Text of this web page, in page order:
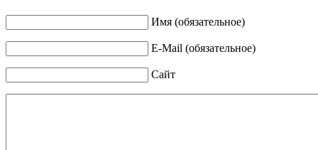
Имя (обязательное)
E-Mail (обязательное)
Сайт